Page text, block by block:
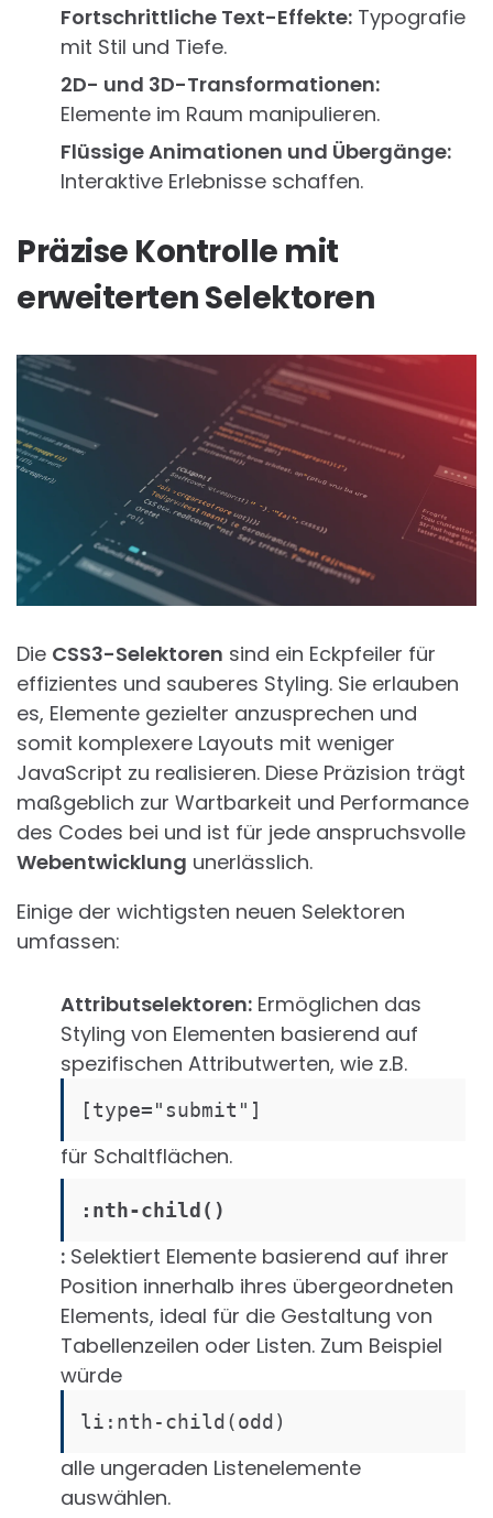
Fortschrittliche Text-Effekte: Typografie
mit Stil und Tiefe.
2D- und 3D-Transformationen:
Elemente im Raum manipulieren.
Flüssige Animationen und Übergänge:
Interaktive Erlebnisse schaffen.
Präzise Kontrolle mit
erweiterten Selektoren
Die CSS3-Selektoren sind ein Eckpfeiler für
effizientes und sauberes Styling. Sie erlauben
es, Elemente gezielter anzusprechen und
somit komplexere Layouts mit weniger
JavaScript zu realisieren. Diese Präzision trägt
maßgeblich zur Wartbarkeit und Performance
des Codes bei und ist für jede anspruchsvolle
Webentwicklung unerlässlich.
Einige der wichtigsten neuen Selektoren
umfassen:
Attributselektoren: Ermöglichen das
Styling von Elementen basierend auf
spezifischen Attributwerten, wie z.B.
[type="submit"]
für Schaltflächen.
:nth-child()
: Selektiert Elemente basierend auf ihrer
Position innerhalb ihres übergeordneten
Elements, ideal für die Gestaltung von
Tabellenzeilen oder Listen. Zum Beispiel
würde
li:nth-child(odd)
alle ungeraden Listenelemente
auswählen.